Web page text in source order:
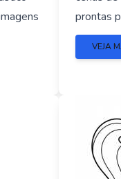
prontas
VEJA